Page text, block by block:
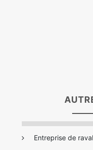
Entreprise de